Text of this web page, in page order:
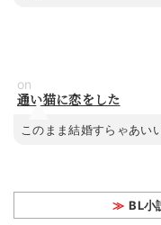
on
通い猫に恋をした
このまま結婚すらゃあい
BL小